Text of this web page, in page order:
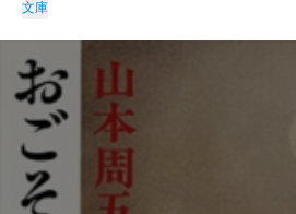
文庫